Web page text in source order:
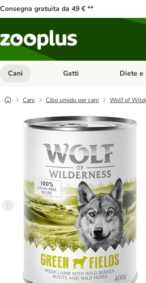
Consegna gratuita da 49 € **
Cani Apri Menu Categoria: Cani
Gatti Apri
Diete e
Cani Cibo umido per cani Wolf of